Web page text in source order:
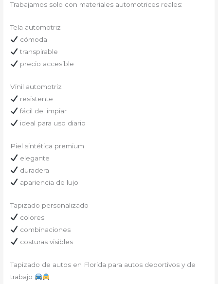
Trabajamos solo con materiales automotrices reales:
Tela automotriz
cómoda
transpirable
precio accesible
Vinil automotriz
resistente
fácil de limpiar
ideal para uso diario
Piel sintética premium
elegante
duradera
apariencia de lujo
Tapizado personalizado
colores
combinaciones
costuras visibles
Tapizado de autos en Florida para autos deportivos y de
trabajo